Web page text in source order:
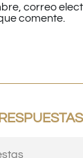
correo
comente.